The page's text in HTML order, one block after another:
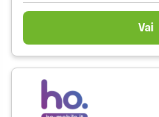
Vai